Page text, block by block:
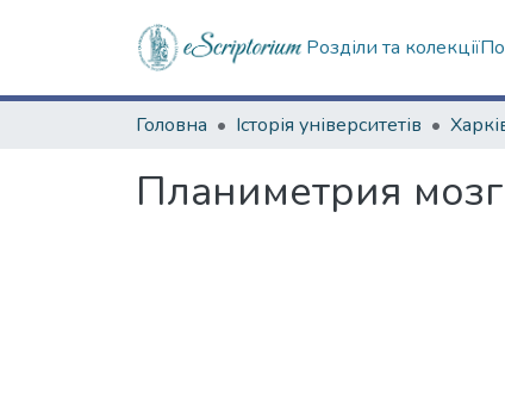
Розділи та колекції
Головна Історія університетів
Планиметрия